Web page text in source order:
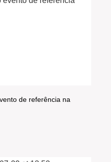
de referência na